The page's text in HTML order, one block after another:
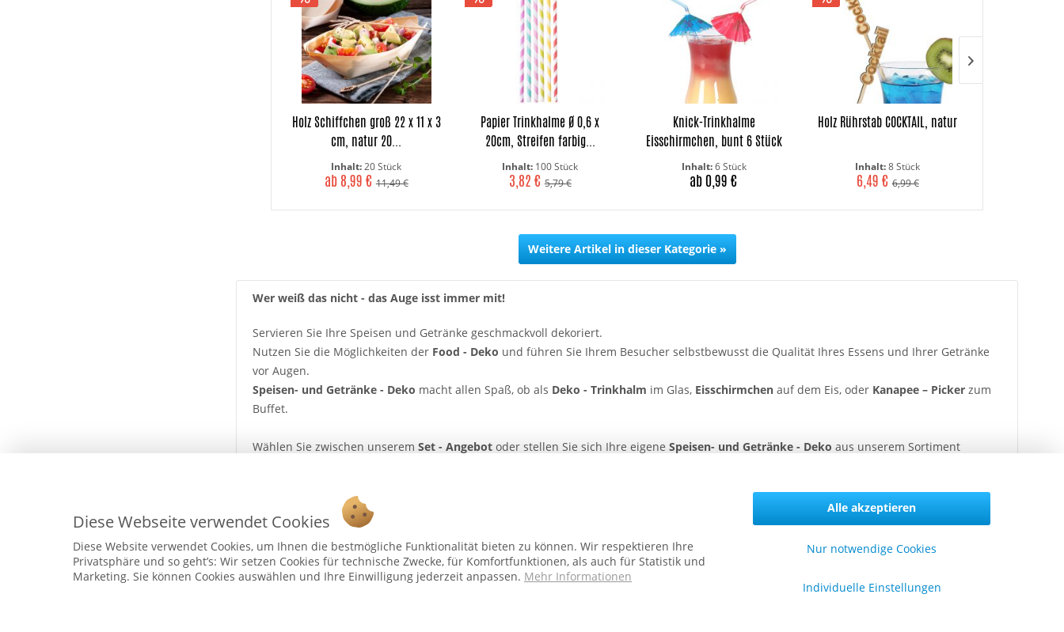
Holz Schiffchen groß 22 x 11 x 3
cm, natur 20...
Inhalt:20 Stück
ab 8,99 € 11,49 €
Papier Trinkhalme Ø 0,6 x
20cm, Streifen farbig...
Inhalt: 100 Stück
3,82 € 5,79 €
Knick-Trinkhalme
Eisschirmchen, bunt 6 Stück
Inhalt:6 Stück
ab 0,99 €
Holz Rührstab COCKTAIL, natur
Inhalt:8 Stück
6,49 € 6,99 €
Weitere Artikel in dieser Kategorie »
Wer weiß das nicht - das Auge isst immer mit!
Servieren Sie Ihre Speisen und Getränke geschmackvoll dekoriert.
Nutzen Sie die Möglichkeiten der Food - Deko und führen Sie Ihrem Besucher selbstbewusst die Qualität Ihres Essens und Ihrer Getränke
vor Augen.
Speisen- und Getränke - Deko macht allen Spaß, ob als Deko - Trinkhalm im Glas, Eisschirmchen auf dem Eis, oder Kanapee – Picker zum
Buffet.
Wählen Sie zwischen unserem Set - Angebot oder stellen Sie sich Ihre eigene Speisen- und Getränke - Deko aus unserem Sortiment
Diese Webseite verwendet Cookies
Diese Website verwendet Cookies, um Ihnen die bestmögliche Funktionalität bieten zu können. Wir respektieren Ihre
Privatsphäre und so geht’s: Wir setzen Cookies für technische Zwecke, für Komfortfunktionen, als auch für Statistik und
Marketing. Sie können Cookies auswählen und Ihre Einwilligung jederzeit anpassen. Mehr Informationen
Nur notwendige Cookies
Alle akzeptieren
Individuelle Einstellungen